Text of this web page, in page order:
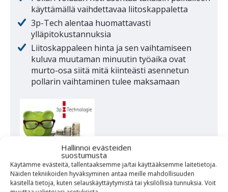
Hallinnoi evästeiden
suostumusta
Käytämme evästeitä, tallentaaksemme ja/tai käyttääksemme laitetietoja.
Näiden tekniikoiden hyväksyminen antaa meille mahdollisuuden
käsitellä tietoja, kuten selauskäyttäytymistä tai yksilöllisiä tunnuksia. Voit
käyttämällä vaihdettavaa liitoskappaletta
3p-Tech alentaa huomattavasti
ylläpitokustannuksia
Liitoskappaleen hinta ja sen vaihtamiseen
kuluva muutaman minuutin työaika ovat
murto-osa siitä mitä kiinteästi asennetun
pollarin vaihtaminen tulee maksamaan